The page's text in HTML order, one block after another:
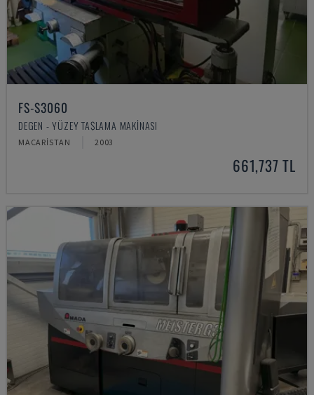
FS-S3060
DEGEN - YÜZEY TAŞLAMA MAKINASI
MACARISTAN 2003
661,737 TL